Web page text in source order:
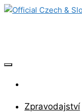
Skip
Zpravodajství